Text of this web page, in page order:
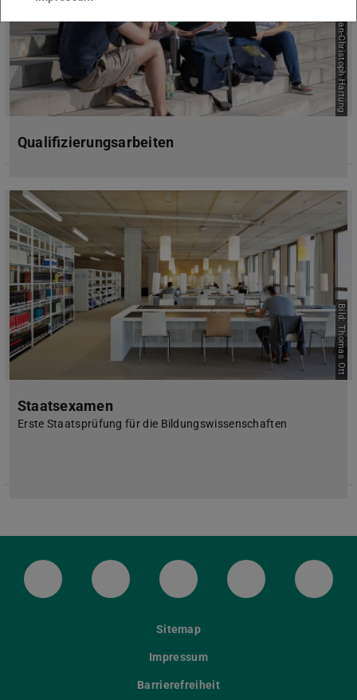
Bild: Jan-Christoph Hartung
Qualifizierungsarbeiten
Bild: Thomas Ott
Staatsexamen
Erste Staatsprüfung für die Bildungswissenschaften
LinkedIn-Seite der TU Darmstadt
Instagram-Kanal der TU
Bluesky-Kanal der TU
Facebook-
Sitemap
Impressum
Barrierefreiheit